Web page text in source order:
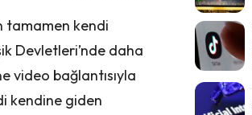
tamamen kendi
Devletleri’nde daha
video bağlantısıyla
kendine giden